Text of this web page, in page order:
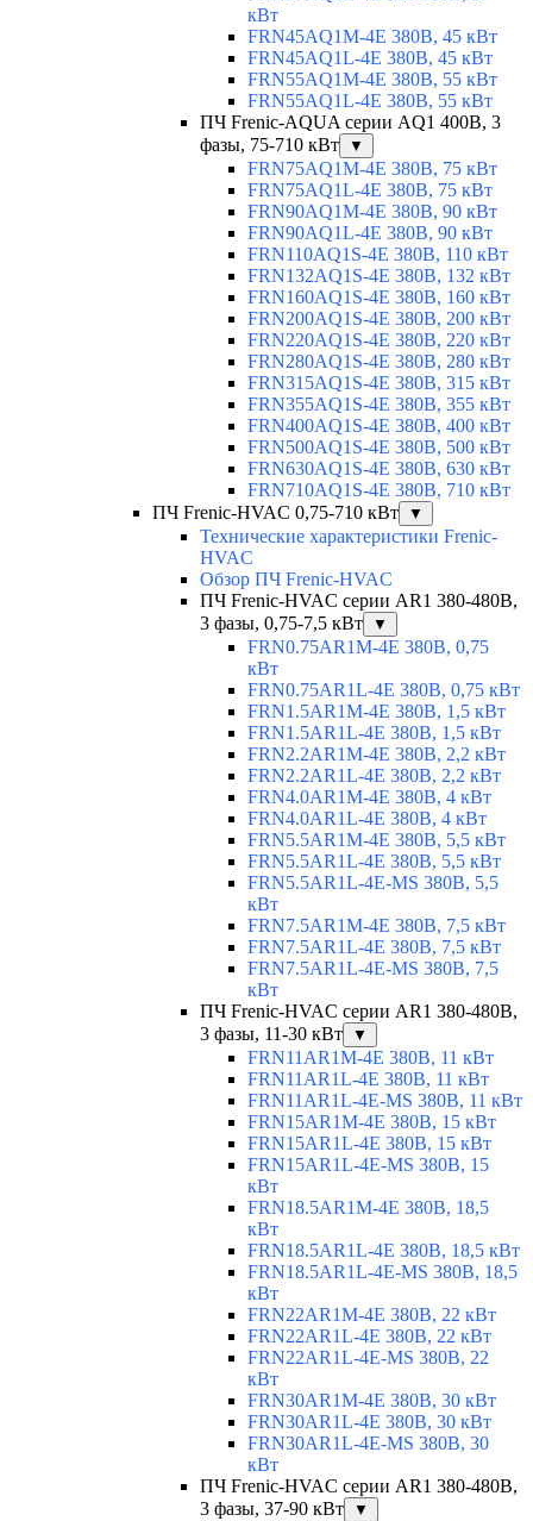
кВт
FRN45AQ1M-4E 380В, 45 кВт
FRN45AQ1L-4E 380В, 45 кВт
FRN55AQ1M-4E 380В, 55 кВт
FRN55AQ1L-4E 380В, 55 кВт
ПЧ Frenic-AQUA серии AQ1 400В, 3
фазы, 75-710 кВт
▼
FRN75AQ1M-4E 380В, 75 кВт
FRN75AQ1L-4E 380В, 75 кВт
FRN90AQ1M-4E 380В, 90 кВт
FRN90AQ1L-4E 380В, 90 кВт
FRN110AQ1S-4E 380В, 110 кВт
FRN132AQ1S-4E 380В, 132 кВт
FRN160AQ1S-4E 380В, 160 кВт
FRN200AQ1S-4E 380В, 200 кВт
FRN220AQ1S-4E 380В, 220 кВт
FRN280AQ1S-4E 380В, 280 кВт
FRN315AQ1S-4E 380В, 315 кВт
FRN355AQ1S-4E 380В, 355 кВт
FRN400AQ1S-4E 380В, 400 кВт
FRN500AQ1S-4E 380В, 500 кВт
FRN630AQ1S-4E 380В, 630 кВт
FRN710AQ1S-4E 380В, 710 кВт
ПЧ Frenic-HVAC 0,75-710 кВт
▼
Технические характеристики Frenic-
HVAC
Обзор ПЧ Frenic-HVAC
ПЧ Frenic-HVAC серии AR1 380-480В,
3 фазы, 0,75-7,5 кВт
▼
FRN0.75AR1M-4E 380В, 0,75
кВт
FRN0.75AR1L-4E 380В, 0,75 кВт
FRN1.5AR1M-4E 380В, 1,5 кВт
FRN1.5AR1L-4E 380В, 1,5 кВт
FRN2.2AR1M-4E 380В, 2,2 кВт
FRN2.2AR1L-4E 380В, 2,2 кВт
FRN4.0AR1M-4E 380В, 4 кВт
FRN4.0AR1L-4E 380В, 4 кВт
FRN5.5AR1M-4E 380В, 5,5 кВт
FRN5.5AR1L-4E 380В, 5,5 кВт
FRN5.5AR1L-4E-MS 380В, 5,5
кВт
FRN7.5AR1M-4E 380В, 7,5 кВт
FRN7.5AR1L-4E 380В, 7,5 кВт
FRN7.5AR1L-4E-MS 380В, 7,5
кВт
ПЧ Frenic-HVAC серии AR1 380-480В,
3 фазы, 11-30 кВт
▼
FRN11AR1M-4E 380В, 11 кВт
FRN11AR1L-4E 380В, 11 кВт
FRN11AR1L-4E-MS 380В, 11 кВт
FRN15AR1M-4E 380В, 15 кВт
FRN15AR1L-4E 380В, 15 кВт
FRN15AR1L-4E-MS 380В, 15
кВт
FRN18.5AR1M-4E 380В, 18,5
кВт
FRN18.5AR1L-4E 380В, 18,5 кВт
FRN18.5AR1L-4E-MS 380В, 18,5
кВт
FRN22AR1M-4E 380В, 22 кВт
FRN22AR1L-4E 380В, 22 кВт
FRN22AR1L-4E-MS 380В, 22
кВт
FRN30AR1M-4E 380В, 30 кВт
FRN30AR1L-4E 380В, 30 кВт
FRN30AR1L-4E-MS 380В, 30
кВт
ПЧ Frenic-HVAC серии AR1 380-480В,
3 фазы, 37-90 кВт
▼